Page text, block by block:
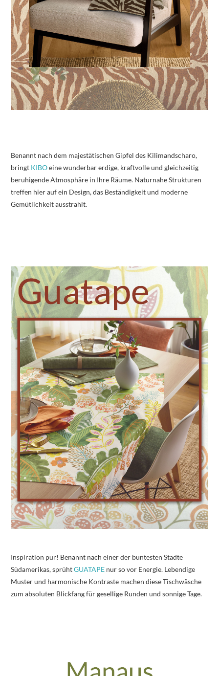
Benannt nach dem majestätischen Gipfel des Kilimandscharo,
bringt KIBOeine wunderbar erdige, kraftvolle und gleichzeitig
beruhigende Atmosphäre in Ihre Räume. Naturnahe Strukturen
treffen hier auf ein Design, das Beständigkeit und moderne
Gemütlichkeit ausstrahlt.
Inspiration pur! Benannt nach einer der buntesten Städte
Südamerikas, sprühtGUATAPE nur so vor Energie. Lebendige
Muster und harmonische Kontraste machen diese Tischwäsche
zum absoluten Blickfang für gesellige Runden und sonnige Tage.